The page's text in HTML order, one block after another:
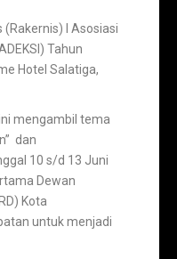
(Rakernis) I Asosiasi
Tahun
Hotel Salatiga,
mengambil tema
dan
10 s/d 13 Juni
Dewan
Kota
untuk menjadi